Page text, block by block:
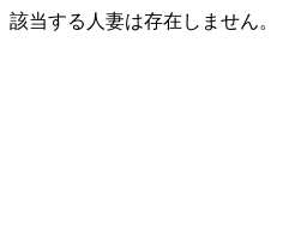
該当する人妻は存在しません。